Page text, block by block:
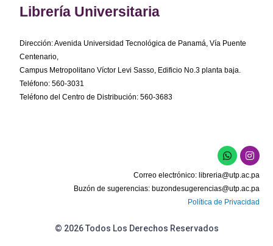
Librería Universitaria
Dirección: Avenida Universidad Tecnológica de Panamá, Vía Puente
Centenario,
Campus Metropolitano Víctor Levi Sasso, Edificio No.3 planta baja.
Teléfono: 560-3031
Teléfono del Centro de Distribución: 560-3683
W
h
a
t
s
a
p
I
n
s
t
a
g
r
Correo electrónico: libreria@utp.ac.pa
Buzón de sugerencias: buzondesugerencias@utp.ac.pa
Política de Privacidad
© 2026 Todos Los Derechos Reservados